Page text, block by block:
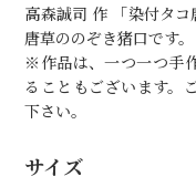
高森誠司 作 「染付タ
唐草ののぞき猪口です。
※作品は、一つ一つ手
ることもございます。
下さい。
サイズ